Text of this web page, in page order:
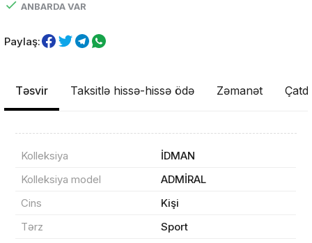
ANBARDA VAR
Paylaş:
Təsvir Taksitlə hissə-hissə ödə Zəmanət
Kolleksiya
İDMAN
Kolleksiya model
ADMİRAL
Cins
Kişi
Tərz
Sport
Məhsul(lar) səbətə əlavə edildi